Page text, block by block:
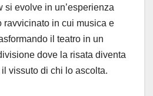
si evolve in un’esperienza
ravvicinato in cui musica e
il teatro in un
dove la risata diventa
il vissuto di chi lo ascolta.